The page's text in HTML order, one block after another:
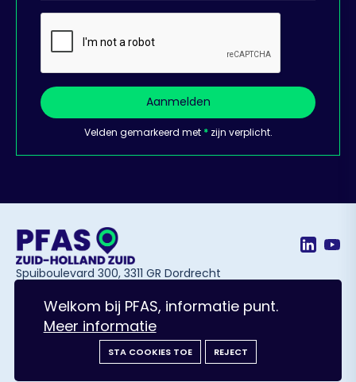
Aanmelden
Velden gemarkeerd met *zijn verplicht.
Spuiboulevard 300, 3311 GR Dordrecht
© Solvware B.V. All Rights Reserved.
Ontworpen door Schuttelaar & PartnersPrivacy policy
Welkom bij PFAS, informatie punt.
Meer informatie
STA COOKIES TOE REJECT
Lees voor